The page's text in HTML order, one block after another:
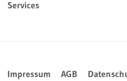
Services
Impressum AGB